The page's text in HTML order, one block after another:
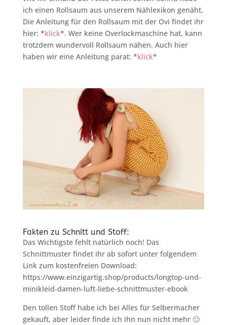
ich einen Rollsaum aus unserem Nählexikon genäht.
Die Anleitung für den Rollsaum mit der Ovi findet ihr
hier: *klick*. Wer keine Overlockmaschine hat, kann
trotzdem wundervoll Rollsaum nähen. Auch hier
haben wir eine Anleitung parat: *klick*
Fakten zu Schnitt und Stoff:
Das Wichtigste fehlt natürlich noch! Das
Schnittmuster findet ihr ab sofort unter folgendem
Link zum kostenfreien Download:
https://www.einzigartig.shop/products/longtop-und-
minikleid-damen-luft-liebe-schnittmuster-ebook
Den tollen Stoff habe ich bei Alles für Selbermacher
gekauft, aber leider finde ich ihn nun nicht mehr 🙁